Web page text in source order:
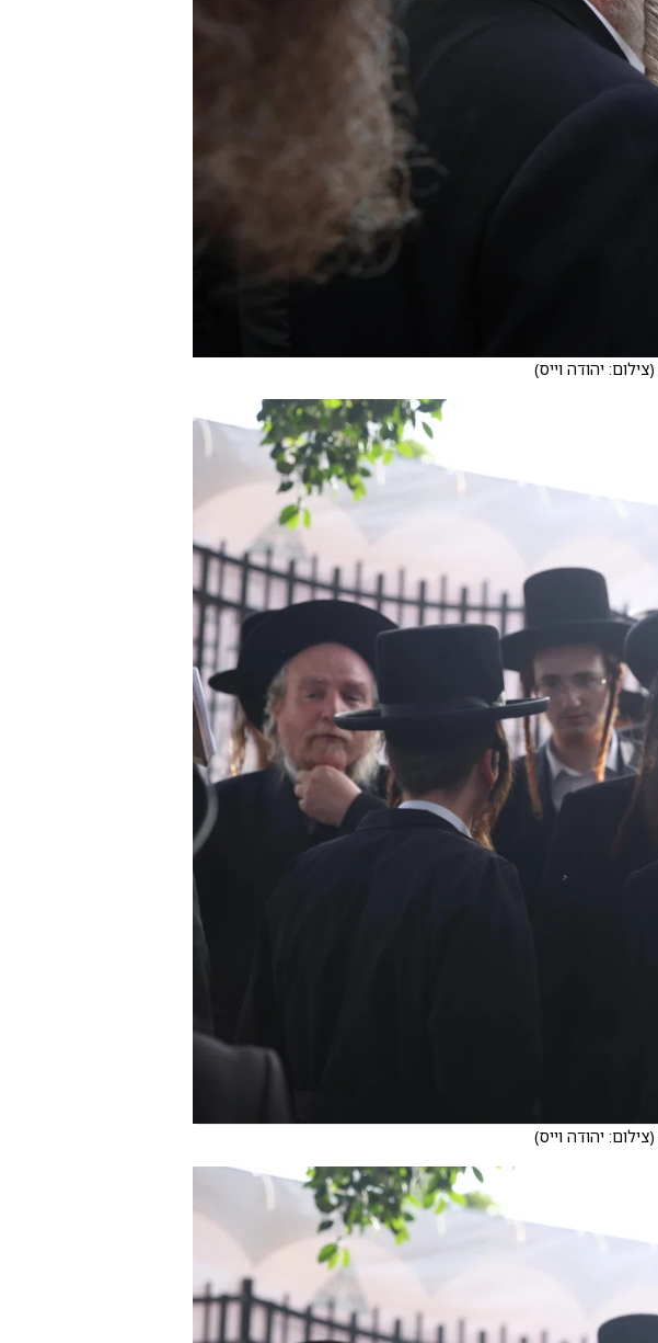
(צילום: יהודה וייס)
(צילום: יהודה וייס)